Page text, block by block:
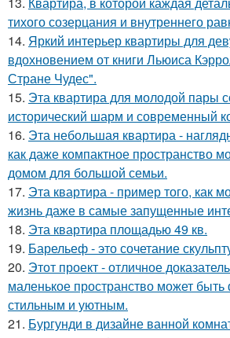
тихого созерцания и внутреннего
14. Яркий интерьер квартиры для
вдохновением от книги Льюиса
Стране Чудес".
15. Эта квартира для молодой пары
исторический шарм и современный
16. Эта небольшая квартира -
как даже компактное пространство
домом для большой семьи.
17. Эта квартира - пример того, как
жизнь даже в самые запущенные
18. Эта квартира площадью 49 кв.
19. Барельеф - это сочетание
20. Этот проект - отличное
маленькое пространство может
стильным и уютным.
21. Бургунди в дизайне ванной